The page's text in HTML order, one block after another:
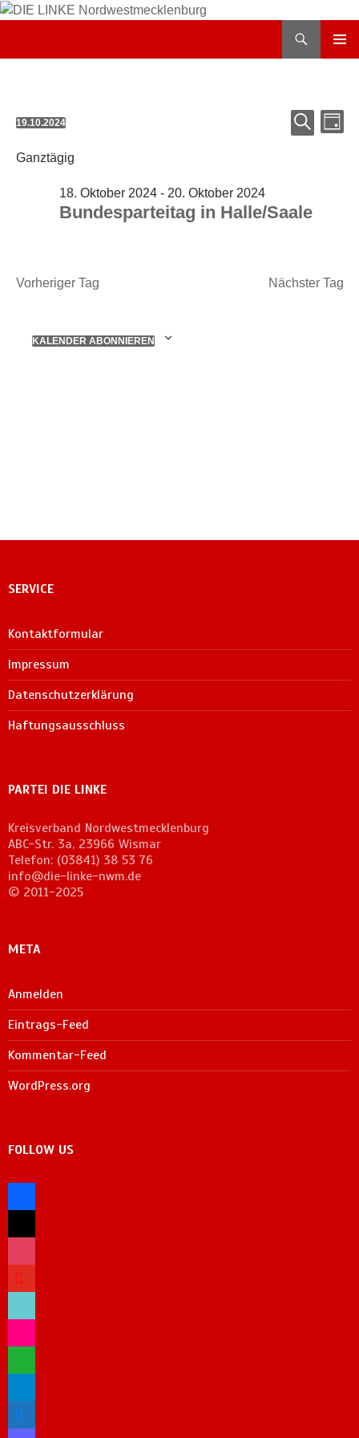
Zum
Veranstaltungen
für
Oktober
Suche
SUCHE
TAG
19.10.2024
wählen.
Ganztägig
Bundesparteitag in Halle/Saale
18. Oktober 2024- 20. Oktober 2024
Vorheriger Tag Nächster Tag
KALENDER ABONNIEREN
SERVICE
Kontaktformular
Impressum
Datenschutzerklärung
Haftungsausschluss
PARTEI DIE LINKE
Kreisverband Nordwestmecklenburg
ABC-Str. 3a, 23966 Wismar
Telefon: (03841) 38 53 76
info@die-linke-nwm.de
© 2011-2025
META
Anmelden
Eintrags-Feed
Kommentar-Feed
WordPress.org
FOLLOW US
facebook
x
instagram
youtube
tiktok
flickr
whatsapp
telegram
bluesky
mastodon